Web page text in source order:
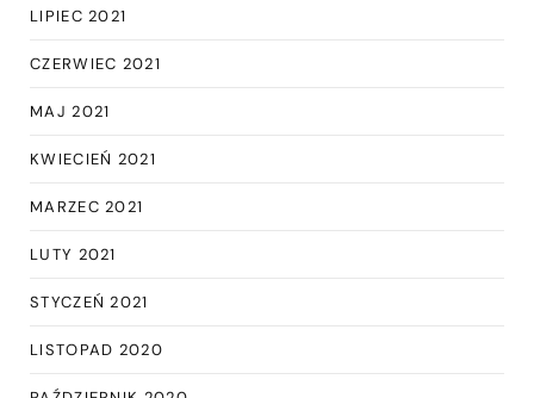
LIPIEC 2021
CZERWIEC 2021
MAJ 2021
KWIECIEŃ 2021
MARZEC 2021
LUTY 2021
STYCZEŃ 2021
LISTOPAD 2020